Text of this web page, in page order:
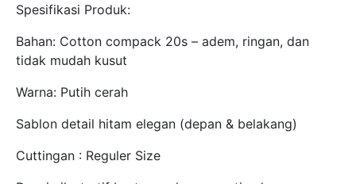
Spesifikasi Produk:
Bahan: Cotton compack 20s – adem, ringan, dan
tidak mudah kusut
Warna: Putih cerah
Sablon detail hitam elegan (depan & belakang)
Cuttingan : Reguler Size